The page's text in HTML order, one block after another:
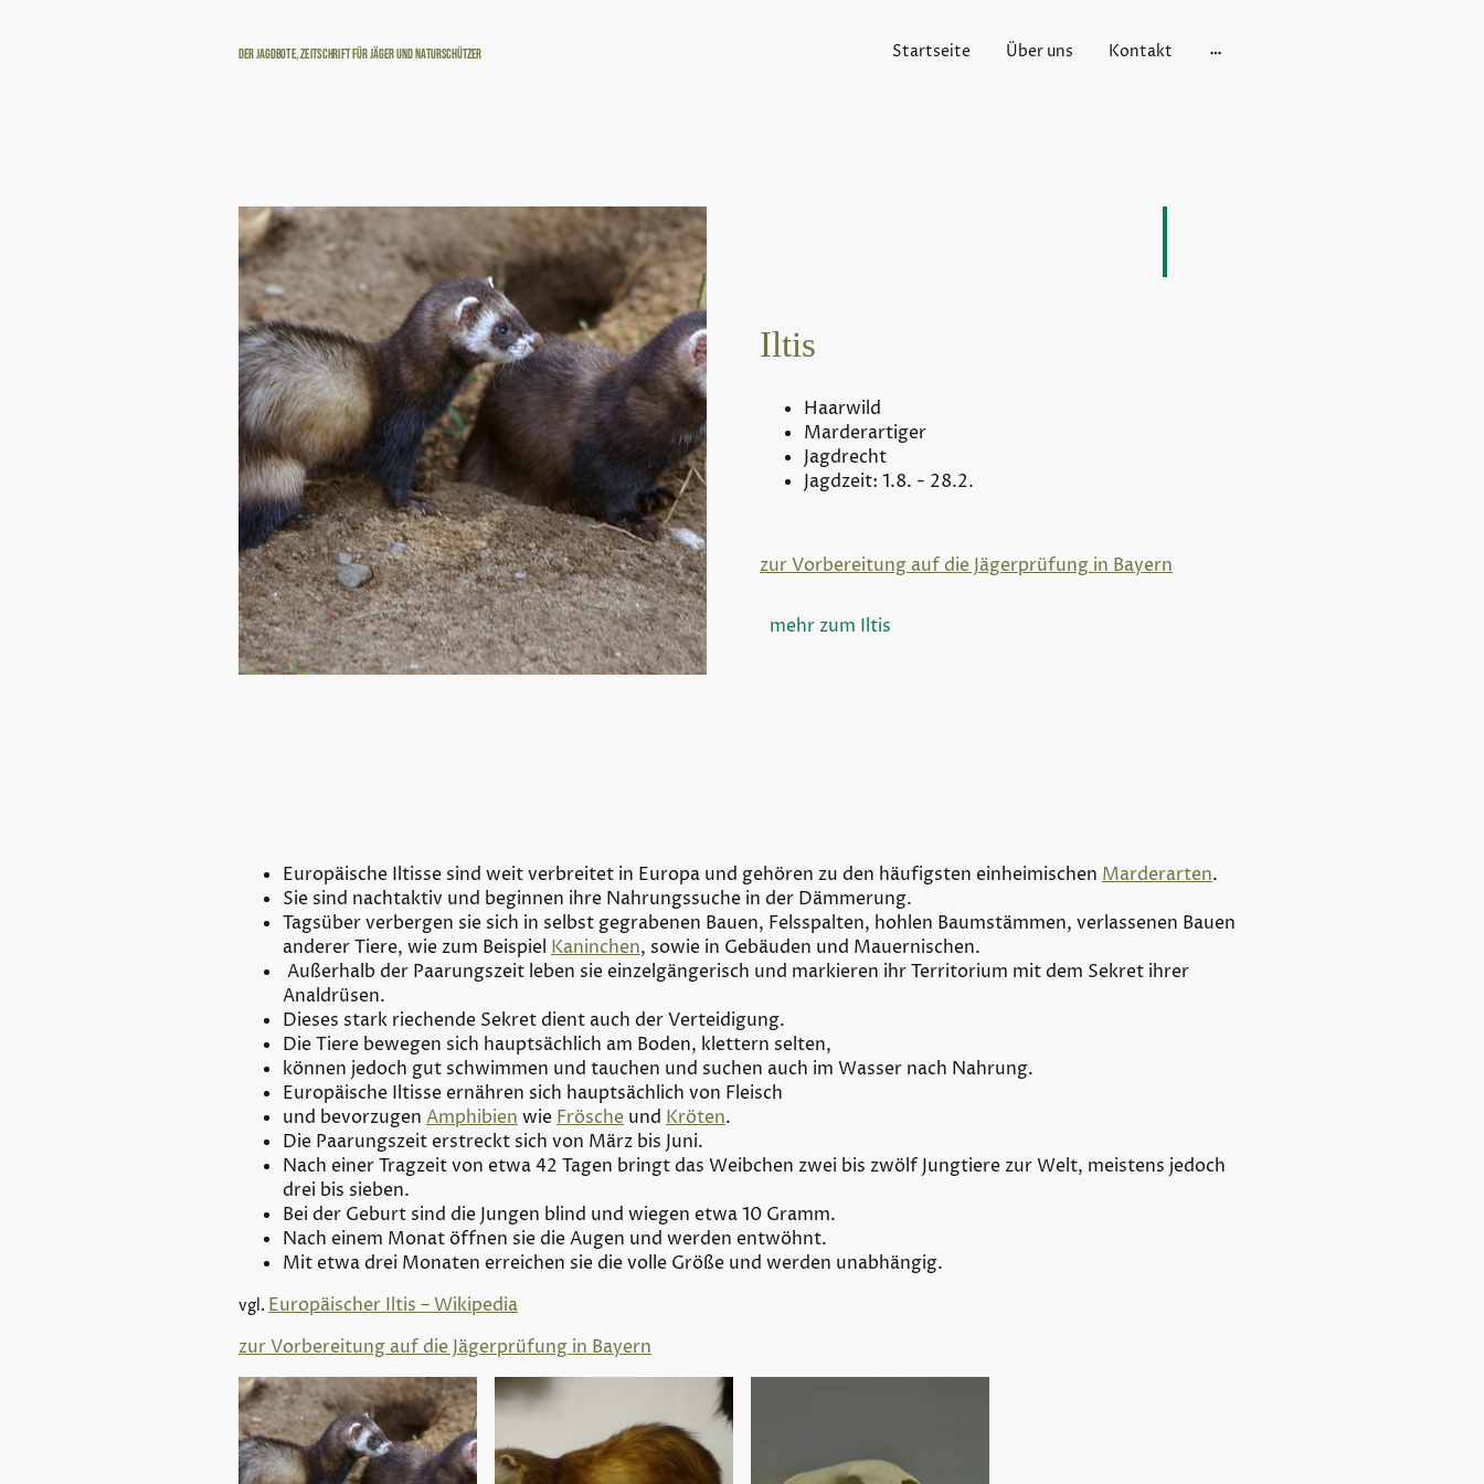
Der Jagdbote, Zeitschrift für Jäger und Naturschützer Startseite Über uns Kontakt
Iltis
Haarwild
Marderartiger
Jagdrecht
Jagdzeit: 1.8. - 28.2.
zur Vorbereitung auf die Jägerprüfung in Bayern
mehr zum Iltis
Europäische Iltisse sind weit verbreitet in Europa und gehören zu den häufigsten einheimischen Marderarten.
Sie sind nachtaktiv und beginnen ihre Nahrungssuche in der Dämmerung.
Tagsüber verbergen sie sich in selbst gegrabenen Bauen, Felsspalten, hohlen Baumstämmen, verlassenen Bauen
anderer Tiere, wie zum Beispiel Kaninchen, sowie in Gebäuden und Mauernischen.
Außerhalb der Paarungszeit leben sie einzelgängerisch und markieren ihr Territorium mit dem Sekret ihrer
Analdrüsen.
Dieses stark riechende Sekret dient auch der Verteidigung.
Die Tiere bewegen sich hauptsächlich am Boden, klettern selten,
können jedoch gut schwimmen und tauchen und suchen auch im Wasser nach Nahrung.
Europäische Iltisse ernähren sich hauptsächlich von Fleisch
und bevorzugen Amphibien wie Frösche und Kröten.
Die Paarungszeit erstreckt sich von März bis Juni.
Nach einer Tragzeit von etwa 42 Tagen bringt das Weibchen zwei bis zwölf Jungtiere zur Welt, meistens jedoch
drei bis sieben.
Bei der Geburt sind die Jungen blind und wiegen etwa 10 Gramm.
Nach einem Monat öffnen sie die Augen und werden entwöhnt.
Mit etwa drei Monaten erreichen sie die volle Größe und werden unabhängig.
vgl. Europäischer Iltis – Wikipedia
zur Vorbereitung auf die Jägerprüfung in Bayern